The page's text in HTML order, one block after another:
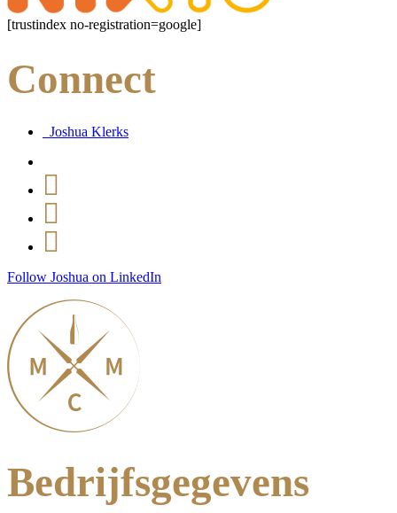
[trustindex no-registration=google]
Connect
Joshua Klerks
Follow Joshua on LinkedIn
Bedrijfsgegevens